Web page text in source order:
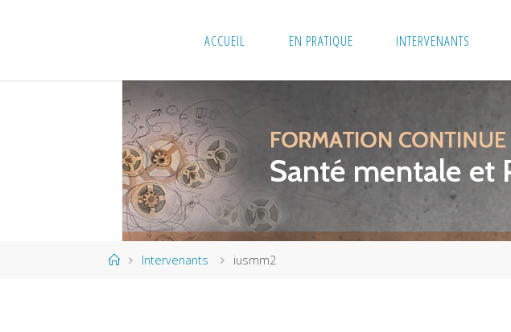
ACCUEIL EN PRATIQUE INTERVENANTS
HomeIntervenants iusmm2